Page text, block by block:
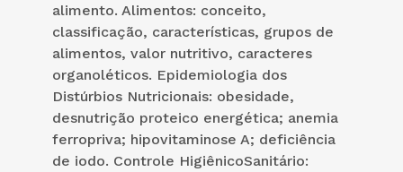
alimento. Alimentos: conceito,
classificação, características, grupos de
alimentos, valor nutritivo, caracteres
organoléticos. Epidemiologia dos
Distúrbios Nutricionais: obesidade,
desnutrição proteico energética; anemia
ferropriva; hipovitaminose A; deficiência
de iodo. Controle HigiênicoSanitário: